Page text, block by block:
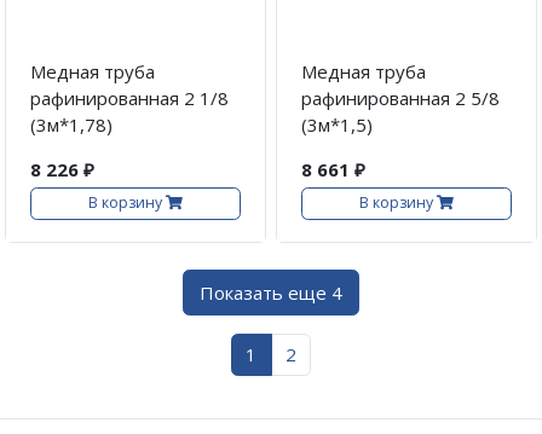
Медная труба
рафинированная 2 1/8
(3м*1,78)
8 226 ₽
В корзину
Медная труба
рафинированная 2 5/8
(3м*1,5)
8 661 ₽
В корзину
Показать еще 4
1 2